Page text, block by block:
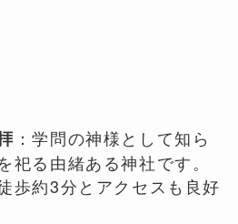
：学問の神様として知ら
祀る由緒ある神社です。
歩約3分とアクセスも良好